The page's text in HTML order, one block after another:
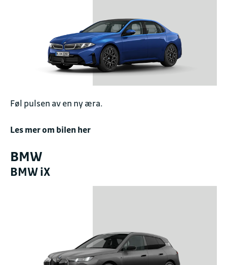
Føl pulsen av en ny æra.
Les mer om bilen her
BMW
BMW iX